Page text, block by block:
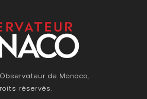
de Monaco,
réservés.